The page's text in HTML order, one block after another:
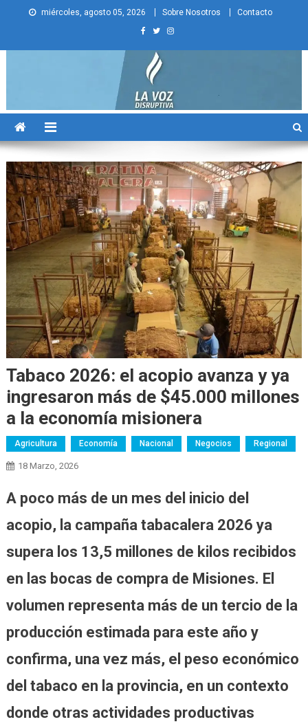
miércoles, agosto 05, 2026 Sobre Nosotros Contacto
La Voz Disruptiva
Tabaco 2026: el acopio avanza y ya
ingresaron más de $45.000 millones
a la economía misionera
Agricultura Economía Nacional Negocios Regional
18 Marzo, 2026
A poco más de un mes del inicio del
acopio, la campaña tabacalera 2026 ya
supera los 13,5 millones de kilos recibidos
en las bocas de compra de Misiones. El
volumen representa más de un tercio de la
producción estimada para este año y
confirma, una vez más, el peso económico
del tabaco en la provincia, en un contexto
donde otras actividades productivas